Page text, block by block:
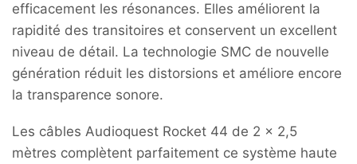
efficacement les résonances. Elles améliorent la
rapidité des transitoires et conservent un excellent
niveau de détail. La technologie SMC de nouvelle
génération réduit les distorsions et améliore encore
la transparence sonore.
Les câbles Audioquest Rocket 44 de 2 x 2,5
mètres complètent parfaitement ce système haute